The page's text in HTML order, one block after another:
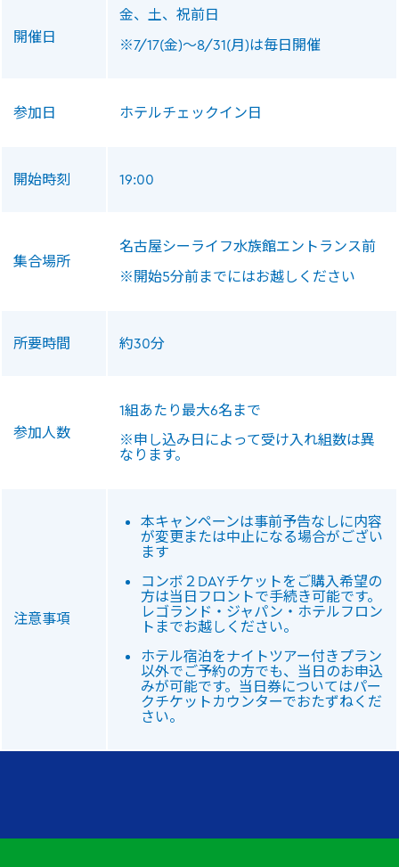
開催日
金、土、祝前日
※7/17(金)～8/31(月)は毎日開催
参加日 ホテルチェックイン日
開始時刻 19:00
集合場所
名古屋シーライフ水族館エントランス前
※開始5分前までにはお越しください
所要時間 約30分
参加人数
1組あたり最大6名まで
※申し込み日によって受け入れ組数は異
なります。
注意事項
本キャンペーンは事前予告なしに内容
が変更または中止になる場合がござい
ます
コンボ２DAYチケットをご購入希望の
方は当日フロントで手続き可能です。
レゴランド・ジャパン・ホテルフロン
トまでお越しください。
ホテル宿泊をナイトツアー付きプラン
以外でご予約の方でも、当日のお申込
みが可能です。当日券についてはパー
クチケットカウンターでおたずねくだ
さい。